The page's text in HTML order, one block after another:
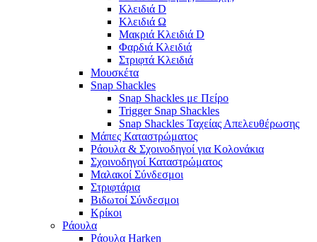
Κλειδιά D
Κλειδιά Ω
Μακριά Κλειδιά D
Φαρδιά Κλειδιά
Στριφτά Κλειδιά
Μουσκέτα
Snap Shackles
Snap Shackles με Πείρο
Trigger Snap Shackles
Snap Shackles Ταχείας Απελευθέρωσης
Μάπες Καταστρώματος
Ράουλα & Σχοινοδηγοί για Κολονάκια
Σχοινοδηγοί Καταστρώματος
Μαλακοί Σύνδεσμοι
Στριφτάρια
Βιδωτοί Σύνδεσμοι
Κρίκοι
Ράουλα
Ράουλα Harken